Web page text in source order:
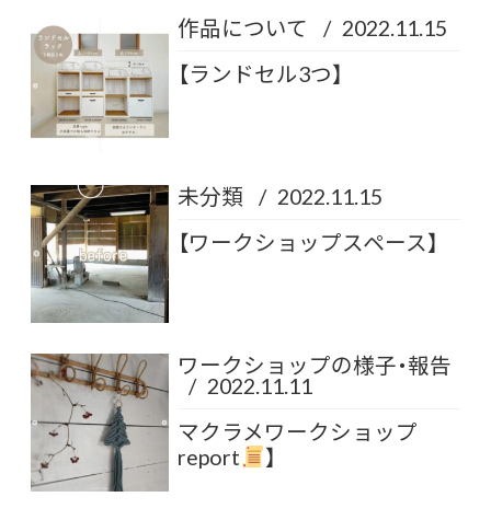
作品について / 2022.11.15
【ランドセル3つ】
未分類 / 2022.11.15
【ワークショップスペース】
ワークショップの様子・報告
/ 2022.11.11
マクラメワークショップ
report 】